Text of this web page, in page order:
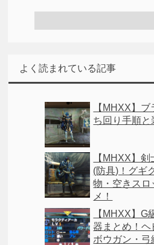
よく読まれている記事
【MHXX】
ち回り手順と
【MHXX】
(防具)！グギ
物・空きスロ
メ！
【MHXX】
器まとめ！ヘ
ボウガン・弓